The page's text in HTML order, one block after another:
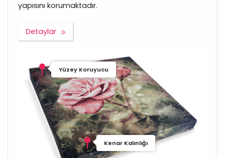
yapısını korumaktadır.
Detaylar
Yüzey Koruyucu
Kenar Kalınlığı